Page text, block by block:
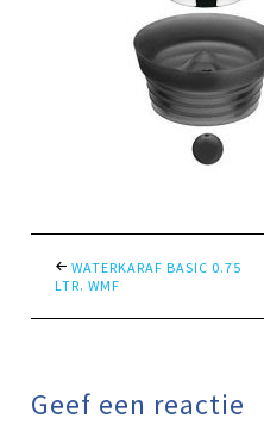
WATERKARAF BASIC 0.75
LTR. WMF
Geef een reactie